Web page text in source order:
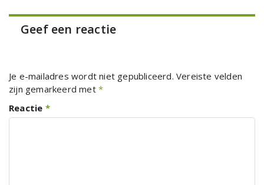
Geef een reactie
Je e-mailadres wordt niet gepubliceerd. Vereiste velden
zijn gemarkeerd met *
Reactie *